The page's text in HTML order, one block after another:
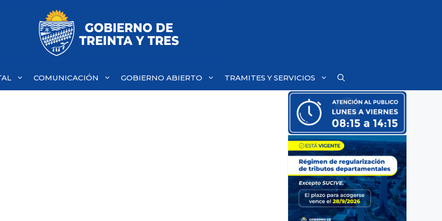
COMUNICACIÓN GOBIERNO ABIERTO TRAMITES Y SERVICIOS